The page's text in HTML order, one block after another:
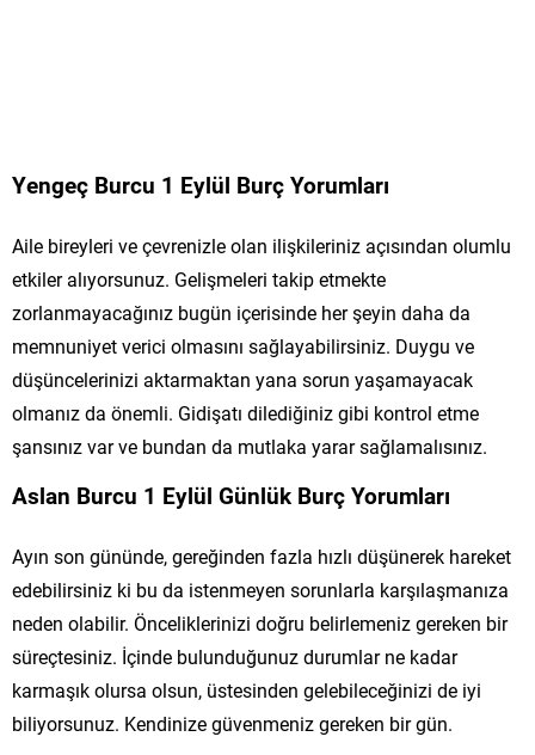
Yengeç Burcu 1 Eylül Burç Yorumları
Aile bireyleri ve çevrenizle olan ilişkileriniz açısından olumlu
etkiler alıyorsunuz. Gelişmeleri takip etmekte
zorlanmayacağınız bugün içerisinde her şeyin daha da
memnuniyet verici olmasını sağlayabilirsiniz. Duygu ve
düşüncelerinizi aktarmaktan yana sorun yaşamayacak
olmanız da önemli. Gidişatı dilediğiniz gibi kontrol etme
şansınız var ve bundan da mutlaka yarar sağlamalısınız.
Aslan Burcu 1 Eylül Günlük Burç Yorumları
Ayın son gününde, gereğinden fazla hızlı düşünerek hareket
edebilirsiniz ki bu da istenmeyen sorunlarla karşılaşmanıza
neden olabilir. Önceliklerinizi doğru belirlemeniz gereken bir
süreçtesiniz. İçinde bulunduğunuz durumlar ne kadar
karmaşık olursa olsun, üstesinden gelebileceğinizi de iyi
biliyorsunuz. Kendinize güvenmeniz gereken bir gün.